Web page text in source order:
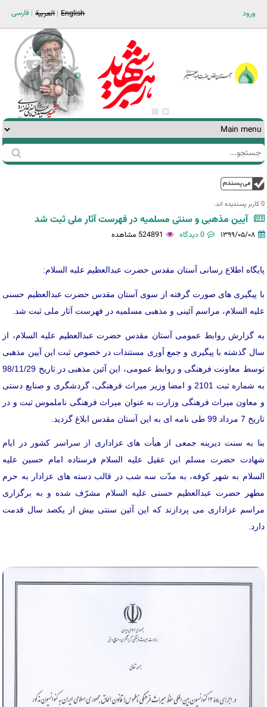
ورود فارسی العربية English
فرم
جستجو
جستجو
0 کاربر پسندیده اند.‎
آیین مذهبی و سنتی مسلمیه در فهرست آثار ملی ثبت شد
۱۳۹۹/۰۵/۰۸ 0 دیدگاه 524891 مشاهده
پایگاه اطلاع رسانی آستان مقدس حضرت عبدالعظیم علیه السلام:
با پیگیری های صورت گرفته از سوی آستان مقدس حضرت عبدالعظیم حسنی
علیه السلام، مراسم آئینی و مذهبی مسلمیه در فهرست آثار ملی ثبت شد.
به گزارش روابط عمومی آستان مقدس حضرت عبدالعظیم علیه السلام، از
سال گذشته با پیگیری و جمع آوری مستندات در خصوص ثبت این آیین مذهبی
توسط معاونت فرهنگی و روابط عمومی، این آئین مذهبی در تاریخ 98/11/29
به شماره ثبت 2101 و امضا وزیر میراث فرهنگی، گردشگری و صنایع دستی
و معاون میراث فرهنگی وزارت به عنوان میراث فرهنگی ناملموس ثبت و در
تاریخ 7 مرداد 99 طی نامه ای به این آستان مقدس ابلاغ گردید.
بنا به سنت دیرینه جمعی از هیأت های عزاداری از سراسر کشور در ایام
شهادت حضرت مسلم ابن عقیل علیه السلام فرستاده امام حسین علیه
السلام به شهر کوفه، به مدّت سه شب در قالب دسته های عزادار به حرم
مطهر حضرت عبدالعظیم حسنی علیه السلام مشرّف شده و به برگزاری
مراسم عزاداری می پردازند که این آئین سنتی بیش از یکصد سال قدمت
دارد.